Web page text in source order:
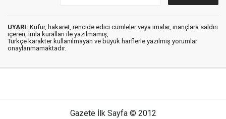
UYARI: Küfür, hakaret, rencide edici cümleler veya imalar, inançlara saldırı
içeren, imla kuralları ile yazılmamış,
Türkçe karakter kullanılmayan ve büyük harflerle yazılmış yorumlar
onaylanmamaktadır.
Gazete İlk Sayfa © 2012